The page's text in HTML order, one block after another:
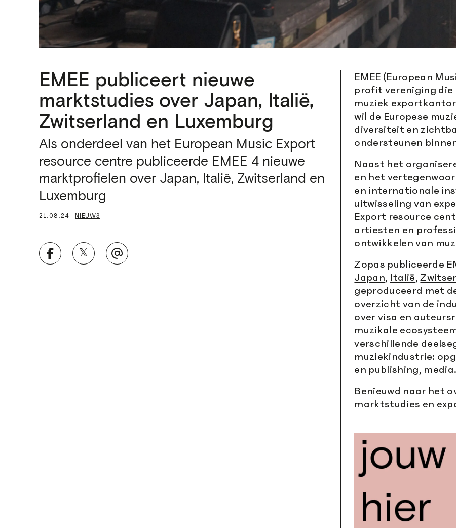
EMEE publiceert nieuwe
marktstudies over Japan, Italië,
Zwitserland en Luxemburg
Als onderdeel van het European Music Export
resource centre publiceerde EMEE 4 nieuwe
marktprofielen over Japan, Italië, Zwitserland en
Luxemburg
21.08.24 NIEUWS
𝕏
EMEE (European
profit vereniging
muziek
wil de Europese
diversiteit en
ondersteunen
Naast het
en het
en internationale
uitwisseling van
Export resource
artiesten en
ontwikkelen van
Zopas publiceerde
Japan, Italië,
geproduceerd met
overzicht van de
over visa en
muzikale
verschillende
muziekindustrie:
en publishing, media.
Benieuwd naar het
marktstudies en